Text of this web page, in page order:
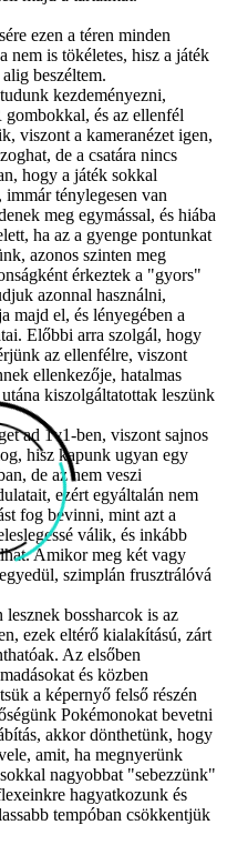
ezen a téren minden
nem is tökéletes, hisz a játék
beszéltem.
kezdeményezni,
és az ellenfél
viszont a kameranézet igen,
de a csatára nincs
hogy a játék sokkal
immár ténylegesen van
meg egymással, és hiába
ha az a gyenge pontunkat
azonos szinten meg
érkeztek a "gyors"
azonnal használni,
majd el, és lényegében a
Előbbi arra szolgál, hogy
az ellenfélre, viszont
ellenkezője, hatalmas
kiszolgáltatottak leszünk
ad 1v1-ben, viszont sajnos
hisz kapunk ugyan egy
de az nem veszi
ezért egyáltalán nem
fog bevinni, mint azt a
válik, és inkább
Amikor meg két vagy
szimplán frusztrálóvá
lesznek bossharcok is az
ezek eltérő kialakítású, zárt
Az elsőben
és közben
a képernyő felső részén
Pokémonokat bevetni
akkor dönthetünk, hogy
amit, ha megnyerünk
nagyobbat "sebezzünk"
hagyatkozunk és
tempóban csökkentjük